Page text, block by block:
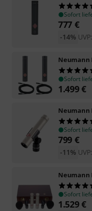
Sofort
777 €
UVP:
-14%
Neumann
Sofort
1.499€
Neumann
Sofort
799 €
UVP:
-11%
Neumann
Sofort
1.529€